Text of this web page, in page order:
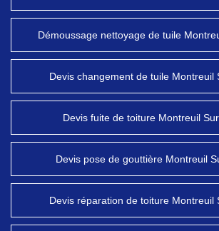
Démoussage nettoyage de tuile
Devis changement de tuile Montreuil
Devis fuite de toiture Montreuil
Devis pose de gouttière Montreuil
Devis réparation de toiture Montreuil